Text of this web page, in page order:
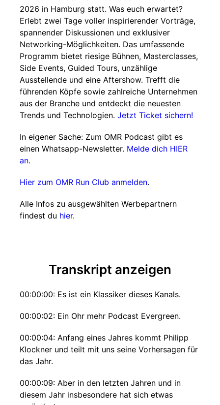
2026 in Hamburg statt. Was euch erwartet?
Erlebt zwei Tage voller inspirierender Vorträge,
spannender Diskussionen und exklusiver
Networking-Möglichkeiten. Das umfassende
Programm bietet riesige Bühnen, Masterclasses,
Side Events, Guided Tours, unzählige
Ausstellende und eine Aftershow. Trefft die
führenden Köpfe sowie zahlreiche Unternehmen
aus der Branche und entdeckt die neuesten
Trends und Technologien. Jetzt Ticket sichern!
In eigener Sache: Zum OMR Podcast gibt es
einen Whatsapp-Newsletter. Melde dich HIER
an.
Hier zum OMR Run Club anmelden.
Alle Infos zu ausgewählten Werbepartnern
findest du hier.
Transkript anzeigen
00:00:00: Es ist ein Klassiker dieses Kanals.
00:00:02: Ein Ohr mehr Podcast Evergreen.
00:00:04: Anfang eines Jahres kommt Philipp
Klockner und teilt mit uns seine Vorhersagen für
das Jahr.
00:00:09: Aber in den letzten Jahren und in
diesem Jahr insbesondere hat sich etwas